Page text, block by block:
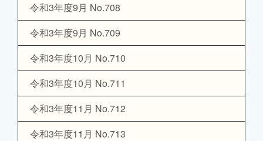
令和3年度9月 No.708
令和3年度9月 No.709
令和3年度10月 No.710
令和3年度10月 No.711
令和3年度11月 No.712
令和3年度11月 No.713